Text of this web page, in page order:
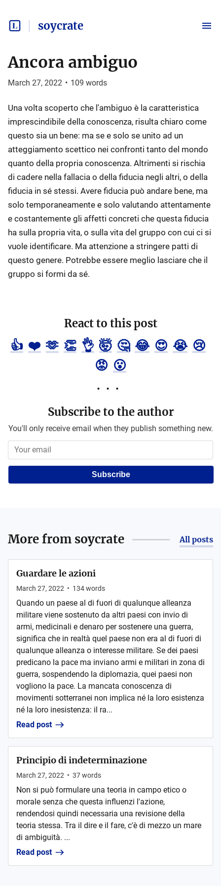
soycrate
Ancora ambiguo
March 27, 2022 • 109 words
Una volta scoperto che l'ambiguo è la caratteristica
imprescindibile della conoscenza, risulta chiaro come
questo sia un bene: ma se e solo se unito ad un
atteggiamento scettico nei confronti tanto del mondo
quanto della propria conoscenza. Altrimenti si rischia
di cadere nella fallacia o della fiducia negli altri, o della
fiducia in sé stessi. Avere fiducia può andare bene, ma
solo temporaneamente e solo valutando attentamente
e costantemente gli affetti concreti che questa fiducia
ha sulla propria vita, o sulla vita del gruppo con cui ci si
vuole identificare. Ma attenzione a stringere patti di
questo genere. Potrebbe essere meglio lasciare che il
gruppo si formi da sé.
React to this post
👍 ❤️ 🫶 👏 👌 🤯 🤔 😂 😍 😭 😢
😡 😮
Subscribe to the author
You'll only receive email when they publish something new.
Subscribe
More from soycrate All posts
Guardare le azioni
March 27, 2022 • 134words
Quando un paese al di fuori di qualunque alleanza
militare viene sostenuto da altri paesi con invio di
armi, medicinali e denaro per sostenere una guerra,
significa che in realtà quel paese non era al di fuori di
qualunque alleanza o interesse militare. Se dei paesi
predicano la pace ma inviano armi e militari in zona di
guerra, sospendendo la diplomazia, quei paesi non
vogliono la pace. La mancata conoscenza di
movimenti sotterranei non implica né la loro esistenza
né la loro inesistenza: il ra...
Read post
Principio di indeterminazione
March 27, 2022 • 37words
Non si può formulare una teoria in campo etico o
morale senza che questa influenzi l'azione,
rendendosi quindi necessaria una revisione della
teoria stessa. Tra il dire e il fare, c'è di mezzo un mare
di ambiguità. ...
Read post